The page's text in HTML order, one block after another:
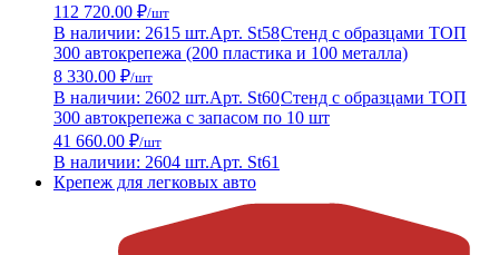
112 720.00 ₽/шт
В наличии: 2615 шт.Арт. St58Стенд с образцами ТОП
300 автокрепежа (200 пластика и 100 металла)
8 330.00 ₽/шт
В наличии: 2602 шт.Арт. St60Стенд с образцами ТОП
300 автокрепежа с запасом по 10 шт
41 660.00 ₽/шт
В наличии: 2604 шт.Арт. St61
Крепеж для легковых авто